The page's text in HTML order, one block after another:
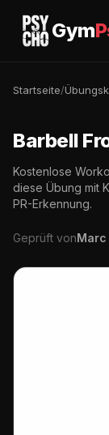
Gym
Startseite/
Barbell
Kostenlose
diese Übung mit
PR-Erkennung.
Geprüft vonMarc